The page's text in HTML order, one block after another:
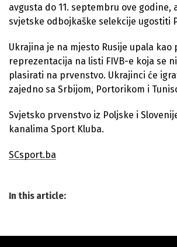
avgusta do 11. septembru ove godine,
svjetske odbojkaške selekcije ugostiti
Ukrajina je na mjesto Rusije upala kao
reprezentacija na listi FIVB-e koja se
plasirati na prvenstvo. Ukrajinci će
zajedno sa Srbijom, Portorikom i
Svjetsko prvenstvo iz Poljske i
kanalima Sport Kluba.
SCsport.ba
In this article: